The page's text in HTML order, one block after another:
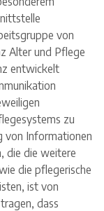
von
Alter und Pflege
entwickelt
zu
von Informationen
die die weitere
die pflegerische
ist von
dass